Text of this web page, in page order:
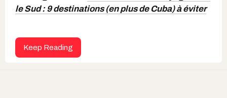
le Sud : 9 destinations (en plus de Cuba) à éviter
Keep Reading